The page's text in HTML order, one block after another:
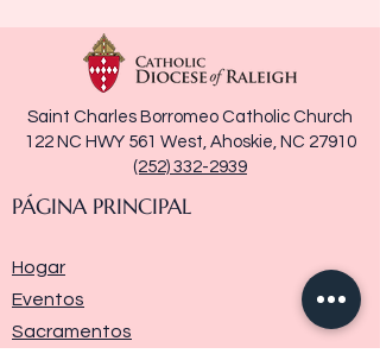
Saint Charles Borromeo Catholic Church
122 NC HWY 561 West, Ahoskie, NC 27910
(252) 332-2939
PÁGINA PRINCIPAL
Hogar
Eventos
Sacramentos